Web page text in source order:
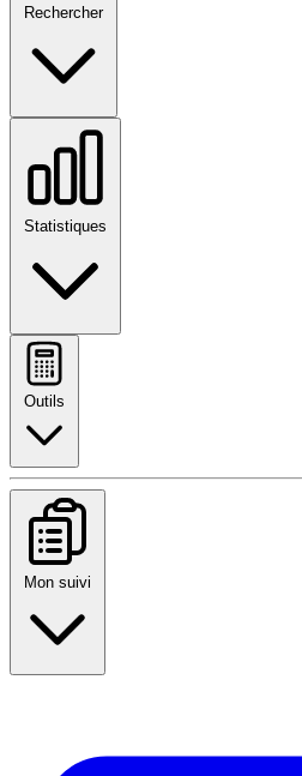
Rechercher
Statistiques
Outils
Mon suivi